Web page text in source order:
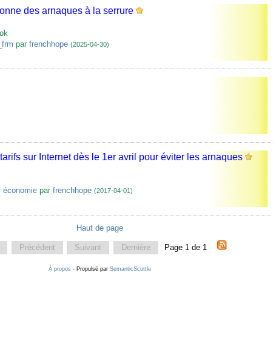
des arnaques à la serrure
parfrenchhope (2025-04-30)
sur Internet dès le 1er avril pour éviter les arnaques
économie parfrenchhope (2017-04-01)
Haut de page
Précédent Suivant Dernière Page 1 de 1
À propos - Propulsé par SemanticScuttle